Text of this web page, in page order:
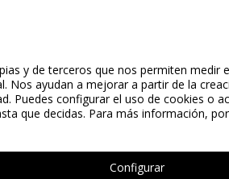
y de terceros que nos permiten medir
Nos ayudan a mejorar a partir de la
Puedes configurar el uso de cookies o
que decidas. Para más información,
Configurar